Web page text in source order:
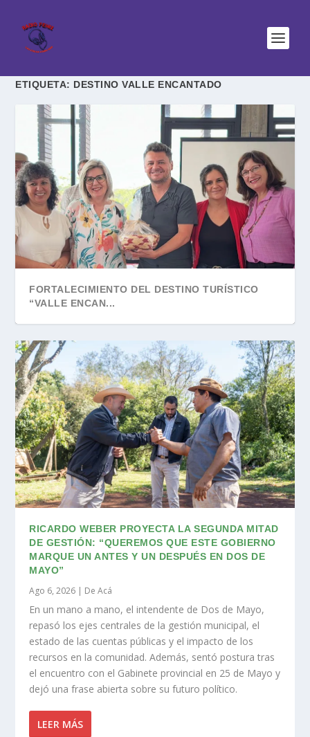
ETIQUETA: DESTINO VALLE ENCANTADO
FORTALECIMIENTO DEL DESTINO TURÍSTICO
“VALLE ENCAN...
RICARDO WEBER PROYECTA LA SEGUNDA MITAD
DE GESTIÓN: “QUEREMOS QUE ESTE GOBIERNO
MARQUE UN ANTES Y UN DESPUÉS EN DOS DE
MAYO”
Ago 6, 2026 | De Acá
En un mano a mano, el intendente de Dos de Mayo,
repasó los ejes centrales de la gestión municipal, el
estado de las cuentas públicas y el impacto de los
recursos en la comunidad. Además, sentó postura tras
el encuentro con el Gabinete provincial en 25 de Mayo y
dejó una frase abierta sobre su futuro político.
LEER MÁS